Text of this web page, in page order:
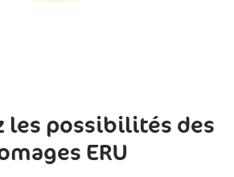
les possibilités des
ERU